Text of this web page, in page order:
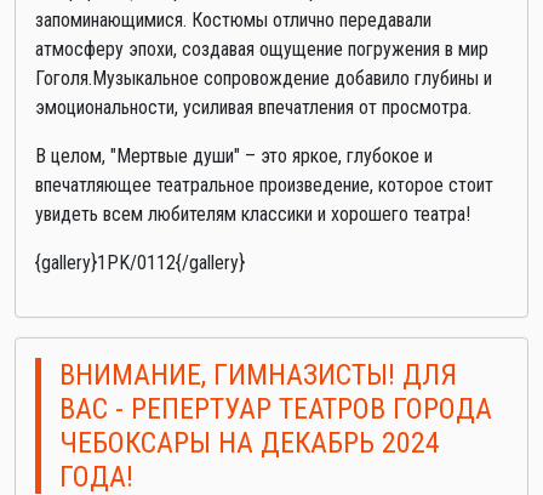
запоминающимися. Костюмы отлично передавали
атмосферу эпохи, создавая ощущение погружения в мир
Гоголя.Музыкальное сопровождение добавило глубины и
эмоциональности, усиливая впечатления от просмотра.
В целом, "Мертвые души" – это яркое, глубокое и
впечатляющее театральное произведение, которое стоит
увидеть всем любителям классики и хорошего театра!
{gallery}1PK/0112{/gallery}
ВНИМАНИЕ, ГИМНАЗИСТЫ! ДЛЯ
ВАС - РЕПЕРТУАР ТЕАТРОВ ГОРОДА
ЧЕБОКСАРЫ НА ДЕКАБРЬ 2024
ГОДА!